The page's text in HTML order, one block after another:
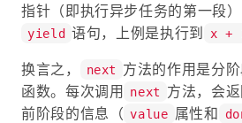
指针（即执行异步任务的第一段
yield 语句，上例是执行到 x +
换言之， next 方法的作用是分
函数。每次调用 next
方法，会
前阶段的信息（ value 属性和